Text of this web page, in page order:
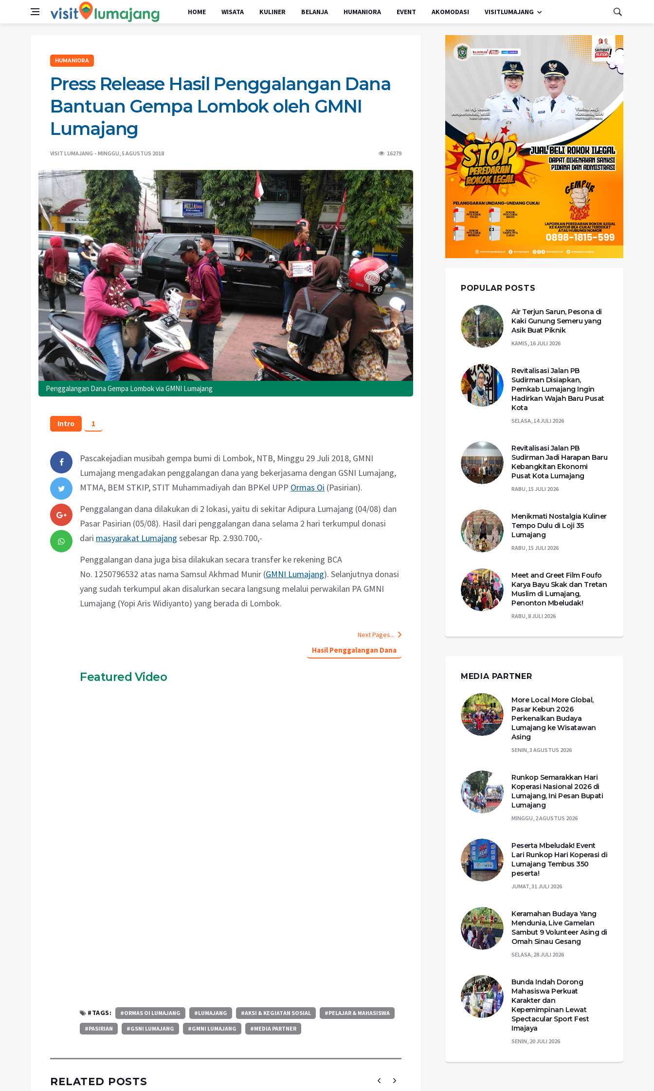
HOME WISATA KULINER BELANJA HUMANIORA EVENT AKOMODASI VISITLUMAJANG
HUMANIORA
Press Release Hasil Penggalangan Dana
Bantuan Gempa Lombok oleh GMNI
Lumajang
VISIT LUMAJANG MINGGU, 5 AGUSTUS 2018 16279
Penggalangan Dana Gempa Lombok via GMNI Lumajang
Intro 1
Pascakejadian musibah gempa bumi di Lombok, NTB, Minggu 29 Juli 2018, GMNI
Lumajang mengadakan penggalangan dana yang bekerjasama dengan GSNI Lumajang,
MTMA, BEM STKIP, STIT Muhammadiyah dan BPKel UPP Ormas Oi (Pasirian).
Penggalangan dana dilakukan di 2 lokasi, yaitu di sekitar Adipura Lumajang (04/08) dan
Pasar Pasirian (05/08). Hasil dari penggalangan dana selama 2 hari terkumpul donasi
dari masyarakat Lumajang sebesar Rp. 2.930.700,-
Penggalangan dana juga bisa dilakukan secara transfer ke rekening BCA
No. 1250796532 atas nama Samsul Akhmad Munir (GMNI Lumajang). Selanjutnya donasi
yang sudah terkumpul akan disalurkan secara langsung melalui perwakilan PA GMNI
Lumajang (Yopi Aris Widiyanto) yang berada di Lombok.
Next Pages...
Hasil Penggalangan Dana
Featured Video
#TAGS: #ORMAS OI LUMAJANG #LUMAJANG #AKSI & KEGIATAN SOSIAL #PELAJAR & MAHASISWA
#PASIRIAN #GSNI LUMAJANG #GMNI LUMAJANG #MEDIA PARTNER
RELATED POSTS
POPULAR POSTS
Air Terjun Sarun, Pesona di
Kaki Gunung Semeru yang
Asik Buat Piknik
KAMIS, 16 JULI 2026
Revitalisasi Jalan PB
Sudirman Disiapkan,
Pemkab Lumajang Ingin
Hadirkan Wajah Baru Pusat
Kota
SELASA, 14 JULI 2026
Revitalisasi Jalan PB
Sudirman Jadi Harapan Baru
Kebangkitan Ekonomi
Pusat Kota Lumajang
RABU, 15 JULI 2026
Menikmati Nostalgia Kuliner
Tempo Dulu di Loji 35
Lumajang
RABU, 15 JULI 2026
Meet and Greet Film Foufo
Karya Bayu Skak dan Tretan
Muslim di Lumajang,
Penonton Mbeludak!
RABU, 8 JULI 2026
MEDIA PARTNER
More Local More Global,
Pasar Kebun 2026
Perkenalkan Budaya
Lumajang ke Wisatawan
Asing
SENIN, 3 AGUSTUS 2026
Runkop Semarakkan Hari
Koperasi Nasional 2026 di
Lumajang, Ini Pesan Bupati
Lumajang
MINGGU, 2 AGUSTUS 2026
Peserta Mbeludak! Event
Lari Runkop Hari Koperasi di
Lumajang Tembus 350
peserta!
JUMAT, 31 JULI 2026
Keramahan Budaya Yang
Mendunia, Live Gamelan
Sambut 9 Volunteer Asing di
Omah Sinau Gesang
SELASA, 28 JULI 2026
Bunda Indah Dorong
Mahasiswa Perkuat
Karakter dan
Kepemimpinan Lewat
Spectacular Sport Fest
Imajaya
SENIN, 20 JULI 2026